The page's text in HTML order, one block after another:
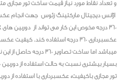
و تعداد نقاط مورد نیاز قیمت ساخت تور مجازی
میباشد اما ساخت تصاویر